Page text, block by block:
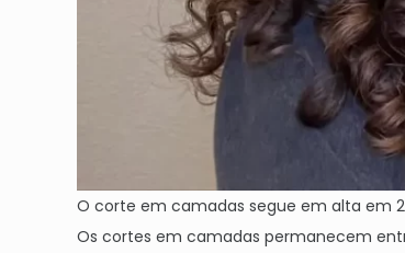
O corte em camadas segue em alta em
Os cortes em camadas permanecem